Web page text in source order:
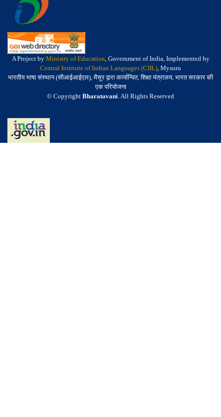
A Project by Ministry of Education, Government of India, Implemented by
Central Institute of Indian Languages (CIIL), Mysuru
भारतीय भाषा संस्थान (सीआईआईएल), मैसूर द्वारा कार्यान्वित, शिक्षा मंत्रालय, भारत सरकार की
एक परियोजना
© Copyright Bharatavani. All Rights Reserved